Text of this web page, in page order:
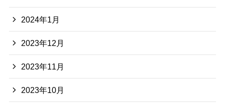
2024年1月
2023年12月
2023年11月
2023年10月